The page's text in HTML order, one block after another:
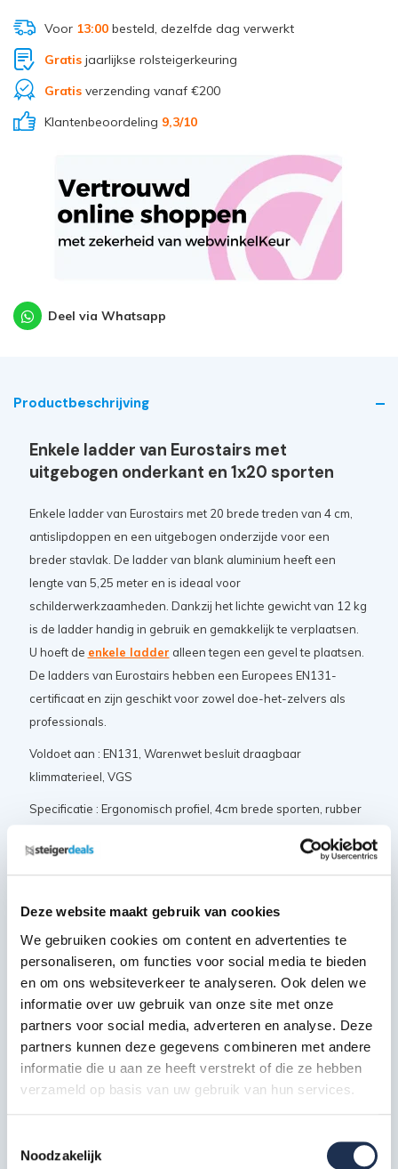
Deze website maakt gebruik van cookies
We gebruiken cookies om content en advertenties te
personaliseren, om functies voor social media te bieden
en om ons websiteverkeer te analyseren. Ook delen we
informatie over uw gebruik van onze site met onze
partners voor social media, adverteren en analyse. Deze
partners kunnen deze gegevens combineren met andere
informatie die u aan ze heeft verstrekt of die ze hebben
verzameld op basis van uw gebruik van hun services.
Noodzakelijk
Voor 13:00besteld, dezelfde dag verwerkt
Gratisjaarlijkse rolsteigerkeuring
Gratisverzending vanaf €200
Klantenbeoordeling 9,3/10
Deel via Whatsapp
Productbeschrijving
Enkele ladder van Eurostairs met
uitgebogen onderkant en 1x20 sporten
Enkele ladder van Eurostairs met 20 brede treden van 4 cm,
antislipdoppen en een uitgebogen onderzijde voor een
breder stavlak. De ladder van blank aluminium heeft een
lengte van 5,25 meter en is ideaal voor
schilderwerkzaamheden. Dankzij het lichte gewicht van 12 kg
is de ladder handig in gebruik en gemakkelijk te verplaatsen.
U hoeft de enkele ladder alleen tegen een gevel te plaatsen.
De ladders van Eurostairs hebben een Europees EN131-
certificaat en zijn geschikt voor zowel doe-het-zelvers als
professionals.
Voldoet aan : EN131, Warenwet besluit draagbaar
klimmaterieel, VGS
Specificatie : Ergonomisch profiel, 4cm brede sporten, rubber
Specificaties:
Aantal sporten: 20
Gewicht: 12 kg
Breedte: 42/66 cm
Extra informatie